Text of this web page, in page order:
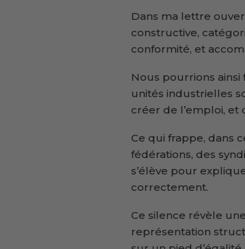
Dans ma lettre
constructive,
conformité, et
Nous pourrions
unités industrielles
créer de l’emploi,
Ce qui frappe, dans
fédérations, des
s’élève pour
correctement.
Ce silence révèle
représentation